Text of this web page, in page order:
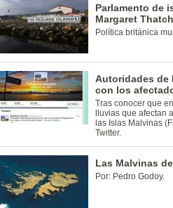
Parlamento de
Margaret
Política británica
Autoridades de
con los
Tras conocer que
lluvias que afectan
las Islas Malvinas
Twitter.
Las Malvinas
Por: Pedro Godoy.